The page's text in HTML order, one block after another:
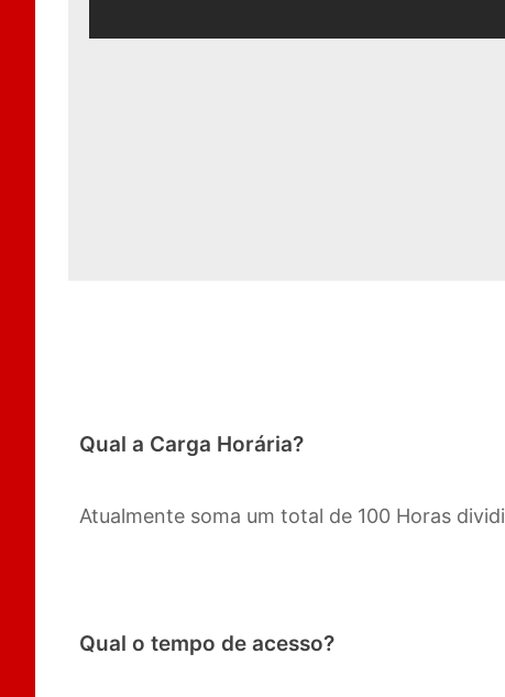
Qual a Carga Horária?
Atualmente soma um total de 100 Horas
Qual o tempo de acesso?